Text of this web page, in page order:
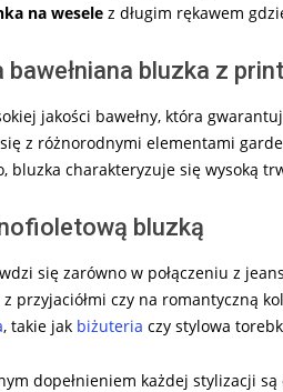
na wesele z długim rękawem
bluzka z
jakości bawełny, która
z różnorodnymi elementami
bluzka charakteryzuje się wysoką
bluzką
się zarówno w połączeniu z
przyjaciółmi czy na romantyczną
, takie jak biżuteria czy stylowa
dopełnieniem każdej stylizacji